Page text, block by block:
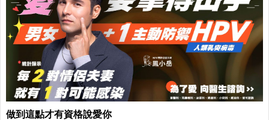
做到這點才有資格說愛你